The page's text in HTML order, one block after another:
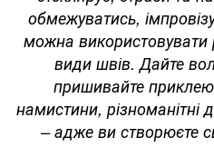
обмежуватись,
можна використовувати
види швів. Дайте
пришивайте
намистини, різноманітні
– адже ви створюєте